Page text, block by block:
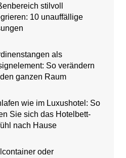
stilvoll
10 unauffällige
als
So verändern
ganzen Raum
wie im Luxushotel: So
Sie sich das Hotelbett-
nach Hause
oder